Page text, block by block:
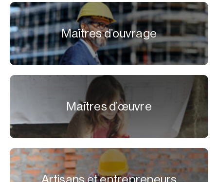
Maîtres d’ouvrage
Maîtres d’œuvre
Artisans et entrepreneurs